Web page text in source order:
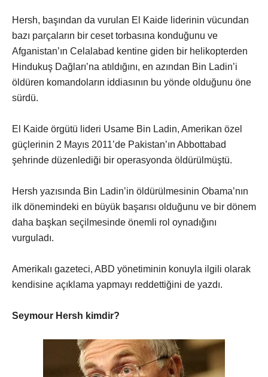
Hersh, başından da vurulan El Kaide liderinin vücundan
bazı parçaların bir ceset torbasına konduğunu ve
Afganistan’ın Celalabad kentine giden bir helikopterden
Hindukuş Dağları’na atıldığını, en azından Bin Ladin’i
öldüren komandoların iddiasının bu yönde olduğunu öne
sürdü.
El Kaide örgütü lideri Usame Bin Ladin, Amerikan özel
güçlerinin 2 Mayıs 2011’de Pakistan’ın Abbottabad
şehrinde düzenlediği bir operasyonda öldürülmüştü.
Hersh yazısında Bin Ladin’in öldürülmesinin Obama’nın
ilk dönemindeki en büyük başarısı olduğunu ve bir dönem
daha başkan seçilmesinde önemli rol oynadığını
vurguladı.
Amerikalı gazeteci, ABD yönetiminin konuyla ilgili olarak
kendisine açıklama yapmayı reddettiğini de yazdı.
Seymour Hersh kimdir?